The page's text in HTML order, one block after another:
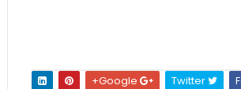
Twitter